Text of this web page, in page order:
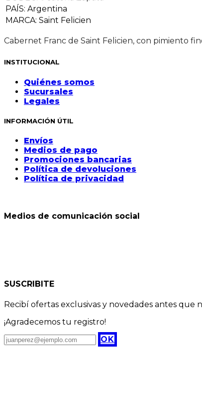
PAÍS: Argentina
MARCA: Saint Felicien
Cabernet Franc de Saint Felicien, con pimiento
INSTITUCIONAL
Quiénes somos
Sucursales
Legales
INFORMACIÓN ÚTIL
Envíos
Medios de pago
Promociones bancarias
Política de devoluciones
Política de privacidad
Medios de comunicación social
SUSCRIBITE
Recibí ofertas exclusivas y novedades antes que
¡Agradecemos tu registro!
OK